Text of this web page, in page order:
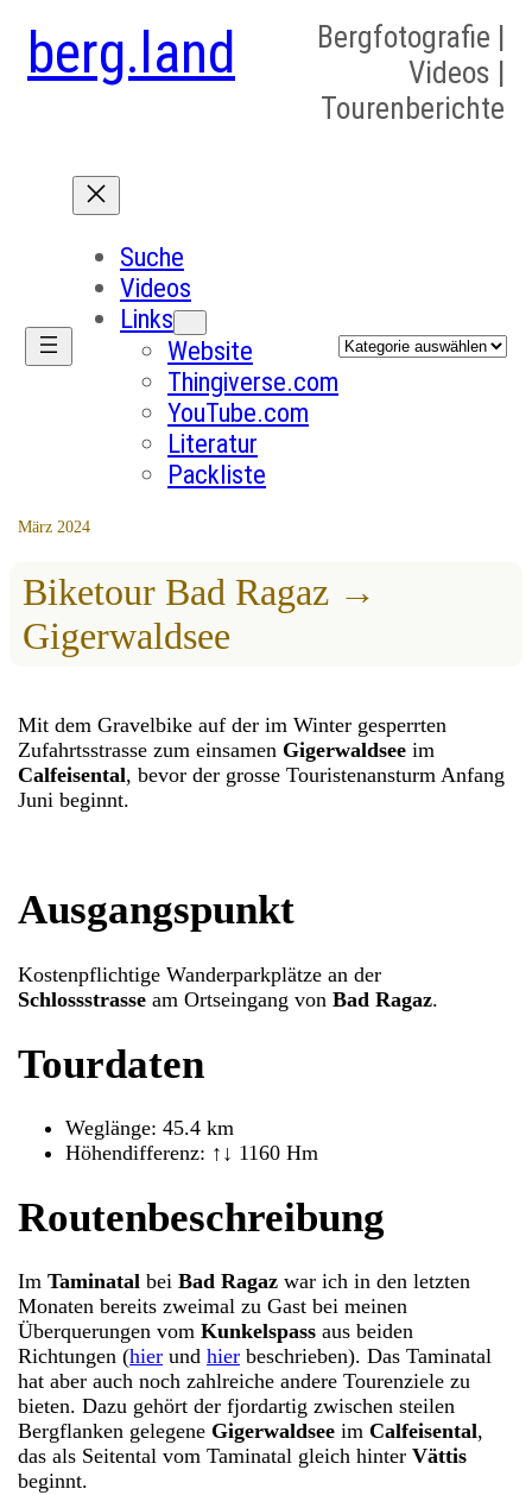
berg.land
Bergfotografie |
Videos |
Tourenberichte
Suche
Videos
Links
Website
Thingiverse.com
YouTube.com
Literatur
Packliste
Kategorien
März 2024
Biketour Bad Ragaz →
Gigerwaldsee
Mit dem Gravelbike auf der im Winter gesperrten
Zufahrtsstrasse zum einsamen Gigerwaldsee im
Calfeisental, bevor der grosse Touristenansturm Anfang
Juni beginnt.
Ausgangspunkt
Kostenpflichtige Wanderparkplätze an der
Schlossstrasse am Ortseingang vonBad Ragaz.
Tourdaten
Weglänge: 45.4 km
Höhendifferenz: ↑↓ 1160 Hm
Routenbeschreibung
ImTaminatal beiBad Ragaz war ich in den letzten
Monaten bereits zweimal zu Gast bei meinen
Überquerungen vomKunkelspass aus beiden
Richtungen (hier undhier beschrieben). Das Taminatal
hat aber auch noch zahlreiche andere Tourenziele zu
bieten. Dazu gehört der fjordartig zwischen steilen
Bergflanken gelegene Gigerwaldsee imCalfeisental,
das als Seitental vom Taminatal gleich hinterVättis
beginnt.